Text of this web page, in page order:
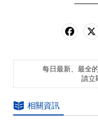
每日最新、最全
請立
相關資訊